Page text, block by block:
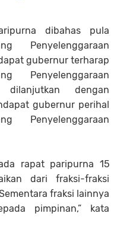
dibahas pula
Penyelenggaraan
gubernur terharap
Penyelenggaraan
dilanjutkan dengan
gubernur perihal
Penyelenggaraan
rapat paripurna 15
dari fraksi-fraksi
fraksi lainnya
pimpinan,” kata